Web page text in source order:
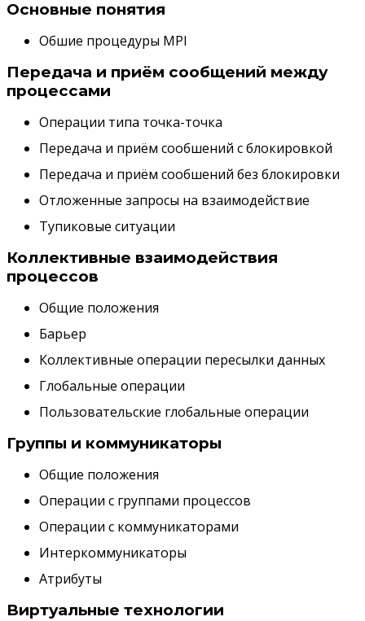
Основные понятия
Обшие процедуры MPI
Передача и приём сообщений между
процессами
Операции типа точка-точка
Передача и приём сообшений с блокировкой
Передача и приём сообшений без блокировки
Отложенные запросы на взаимодействие
Тупиковые ситуации
Коллективные взаимодействия
процессов
Общие положения
Барьер
Коллективные операции пересылки данных
Глобальные операции
Пользовательские глобальные операции
Группы и коммуникаторы
Общие положения
Операции с группами процессов
Операции с коммуникаторами
Интеркоммуникаторы
Атрибуты
Виртуальные технологии